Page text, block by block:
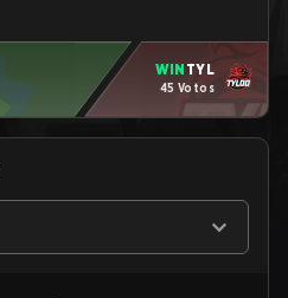
WIN TYL
45 Votos